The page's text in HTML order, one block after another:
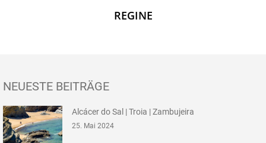
REGINE
NEUESTE BEITRÄGE
Alcácer do Sal | Troia | Zambujeira
25. Mai 2024